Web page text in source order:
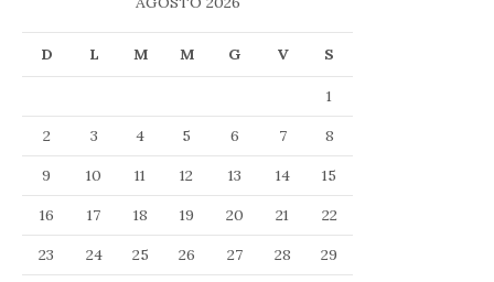
D L M M G V S
1
2
3 4 5 6 7
8
9
10 11 12 13 14
15
16
17 18 19 20 21
22
23
24 25 26 27 28
29